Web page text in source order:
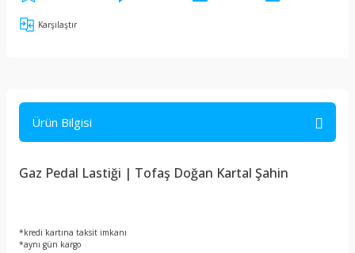
Karşılaştır
Ürün Bilgisi
Gaz Pedal Lastiği | Tofaş Doğan Kartal Şahin
*kredi kartına taksit imkanı
*aynı gün kargo